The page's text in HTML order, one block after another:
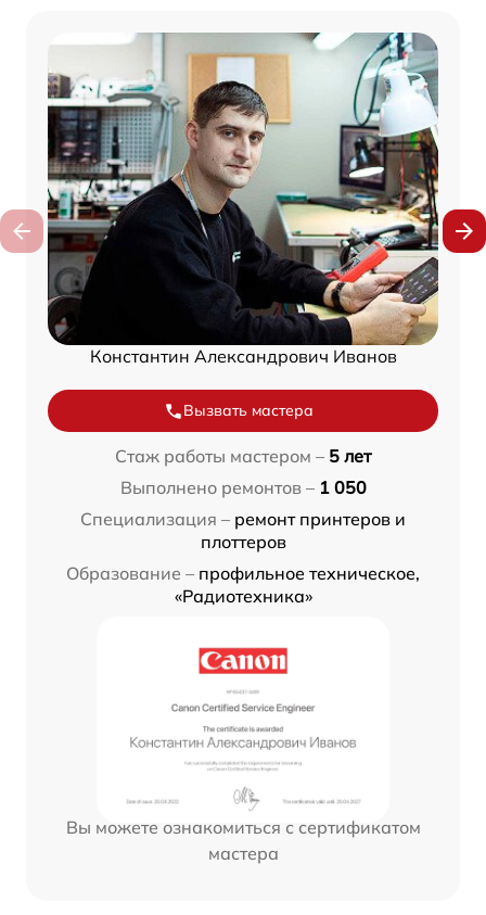
Константин Александрович Иванов
Вызвать мастера
Стаж работы мастером – 5 лет
Выполнено ремонтов – 1 050
Специализация – ремонт принтеров и
плоттеров
Образование – профильное техническое,
«Радиотехника»
Вы можете ознакомиться с сертификатом
мастера